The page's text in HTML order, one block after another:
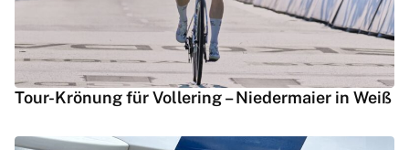
Tour-Krönung für Vollering – Niedermaier in Weiß